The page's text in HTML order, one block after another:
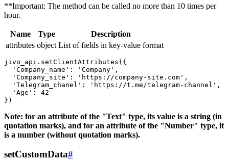
**Important: The method can be called no more than 10 times per
hour.
Name Type
Description
attributes object List of fields in key-value format
jivo_api.setClientAttributes({
  'Company_name': 'Company',
  'Company_site': 'https://company-site.com',
  'Telegram_chanel': 'https://t.me/telegram-channel',
  'Age': 42
Note: for an attribute of the "Text" type, its value is a string (in
quotation marks), and for an attribute of the "Number" type, it
is a number (without quotation marks).
setCustomData#